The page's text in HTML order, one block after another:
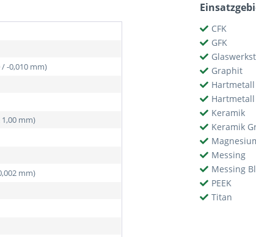
-0,010 mm)
mm)
mm)
CFK
GFK
Graphit
Hartmetall
Keramik
Keramik
Messing
Messing
PEEK
Titan